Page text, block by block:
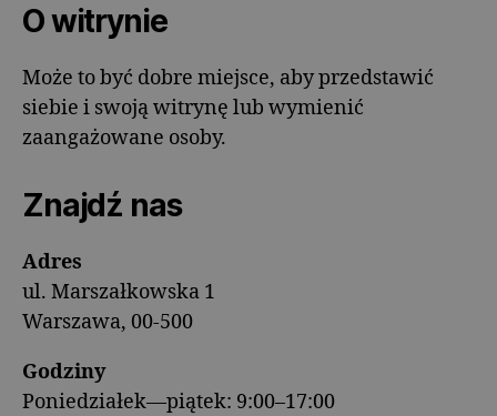
O witrynie
Może to być dobre miejsce, aby przedstawić
siebie i swoją witrynę lub wymienić
zaangażowane osoby.
Znajdź nas
Adres
ul. Marszałkowska 1
Warszawa, 00-500
Godziny
Poniedziałek—piątek: 9:00–17:00